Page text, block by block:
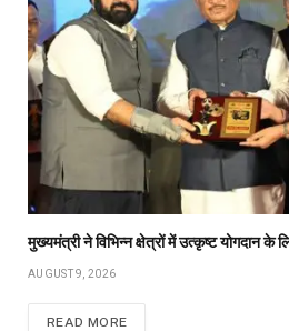
मुख्यमंत्री ने विभिन्न क्षेत्रों में उत्कृष्ट योगदान के
AUGUST 9, 2026
READ MORE